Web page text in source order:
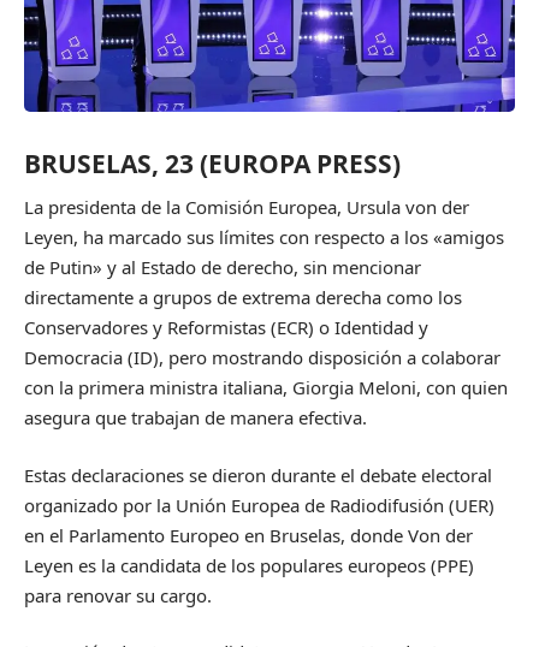
BRUSELAS, 23 (EUROPA PRESS)
La presidenta de la Comisión Europea, Ursula von der
Leyen, ha marcado sus límites con respecto a los «amigos
de Putin» y al Estado de derecho, sin mencionar
directamente a grupos de extrema derecha como los
Conservadores y Reformistas (ECR) o Identidad y
Democracia (ID), pero mostrando disposición a colaborar
con la primera ministra italiana, Giorgia Meloni, con quien
asegura que trabajan de manera efectiva.
Estas declaraciones se dieron durante el debate electoral
organizado por la Unión Europea de Radiodifusión (UER)
en el Parlamento Europeo en Bruselas, donde Von der
Leyen es la candidata de los populares europeos (PPE)
para renovar su cargo.